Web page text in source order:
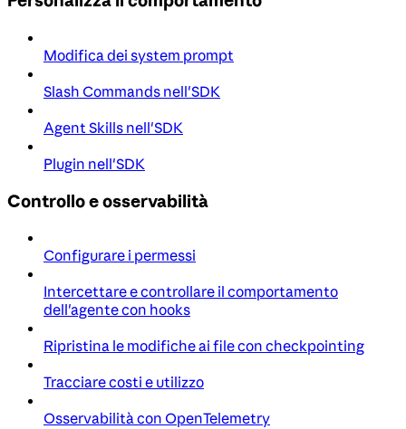
Modifica dei system prompt
Slash Commands nell'SDK
Agent Skills nell'SDK
Plugin nell'SDK
Controllo e osservabilità
Configurare i permessi
Intercettare e controllare il comportamento
dell'agente con hooks
Ripristina le modifiche ai file con checkpointing
Tracciare costi e utilizzo
Osservabilità con OpenTelemetry